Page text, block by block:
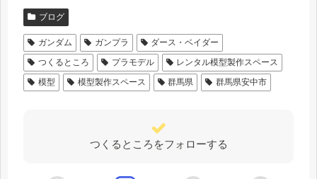
ブログ
ガンダム ガンプラ
ダース・ベイダー
つくるところ
プラモデル
レンタル模型製作スペース
模型
模型製作スペース 群馬県 群馬県安中市
つくるところをフォローする